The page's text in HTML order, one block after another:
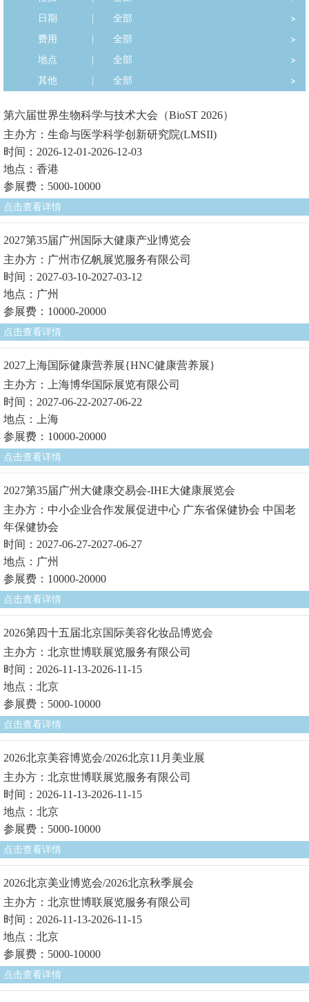
日期
全部
费用
全部
地点
全部
其他
全部
第六届世界生物科学与技术大会（BioST 2026）
主办方：生命与医学科学创新研究院(LMSII)
时间：2026-12-01-2026-12-03
地点：香港
参展费：5000-10000
点击查看详情
2027第35届广州国际大健康产业博览会
主办方：广州市亿帆展览服务有限公司
时间：2027-03-10-2027-03-12
地点：广州
参展费：10000-20000
点击查看详情
2027上海国际健康营养展{HNC健康营养展}
主办方：上海博华国际展览有限公司
时间：2027-06-22-2027-06-22
地点：上海
参展费：10000-20000
点击查看详情
2027第35届广州大健康交易会-IHE大健康展览会
主办方：中小企业合作发展促进中心 广东省保健协会 中国老
年保健协会
时间：2027-06-27-2027-06-27
地点：广州
参展费：10000-20000
点击查看详情
2026第四十五届北京国际美容化妆品博览会
主办方：北京世博联展览服务有限公司
时间：2026-11-13-2026-11-15
地点：北京
参展费：5000-10000
点击查看详情
2026北京美容博览会/2026北京11月美业展
主办方：北京世博联展览服务有限公司
时间：2026-11-13-2026-11-15
地点：北京
参展费：5000-10000
点击查看详情
2026北京美业博览会/2026北京秋季展会
主办方：北京世博联展览服务有限公司
时间：2026-11-13-2026-11-15
地点：北京
参展费：5000-10000
点击查看详情